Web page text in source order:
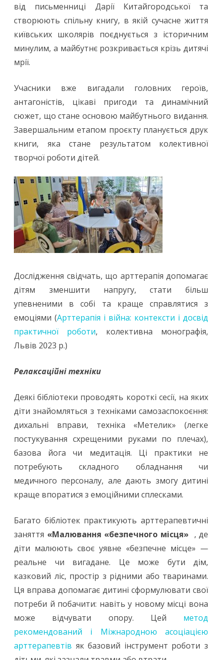
від письменниці Дарії Китайгородської та
створюють спільну книгу, в якій сучасне життя
київських школярів поєднується з історичним
минулим, а майбутнє розкривається крізь дитячі
мрії.
Учасники вже вигадали головних героїв,
антагоністів, цікаві пригоди та динамічний
сюжет, що стане основою майбутнього видання.
Завершальним етапом проєкту планується друк
книги, яка стане результатом колективної
творчої роботи дітей.
Дослідження свідчать, що арттерапія допомагає
дітям зменшити напругу, стати більш
упевненими в собі та краще справлятися з
емоціями (Арттерапія і війна: контексти і досвід
практичної роботи, колективна монографія,
Львів 2023 р.)
Релаксаційні техніки
Деякі бібліотеки проводять короткі сесії, на яких
діти знайомляться з техніками самозаспокоєння:
дихальні вправи, техніка «Метелик» (легке
постукування схрещеними руками по плечах),
базова йога чи медитація. Ці практики не
потребують складного обладнання чи
медичного персоналу, але дають змогу дитині
краще впоратися з емоційними сплесками.
Багато бібліотек практикують арттерапевтичні
заняття «Малювання «безпечного місця» , де
діти малюють своє уявне «безпечне місце» —
реальне чи вигадане. Це може бути дім,
казковий ліс, простір з рідними або тваринами.
Ця вправа допомагає дитині сформулювати свої
потреби й побачити: навіть у новому місці вона
може відчувати опору. Цей метод
рекомендований і Міжнародною асоціацією
арттерапевтів як базовий інструмент роботи з